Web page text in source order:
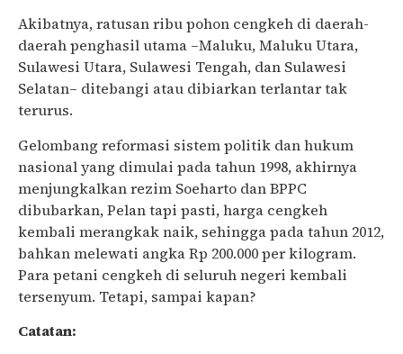
Akibatnya, ratusan ribu pohon cengkeh di daerah-
daerah penghasil utama –Maluku, Maluku Utara,
Sulawesi Utara, Sulawesi Tengah, dan Sulawesi
Selatan– ditebangi atau dibiarkan terlantar tak
terurus.
Gelombang reformasi sistem politik dan hukum
nasional yang dimulai pada tahun 1998, akhirnya
menjungkalkan rezim Soeharto dan BPPC
dibubarkan, Pelan tapi pasti, harga cengkeh
kembali merangkak naik, sehingga pada tahun 2012,
bahkan melewati angka Rp 200.000 per kilogram.
Para petani cengkeh di seluruh negeri kembali
tersenyum. Tetapi, sampai kapan?
Catatan: